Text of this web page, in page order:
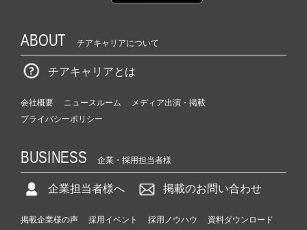
ABOUT チアキャリアについて
チアキャリアとは
会社概要 ニュースルーム
メディア出演・掲載
プライバシーポリシー
BUSINESS 企業・採用担当者様
企業担当者様へ 掲載のお問い合わせ
掲載企業様の声 採用イベント 採用ノウハウ 資料ダウンロード